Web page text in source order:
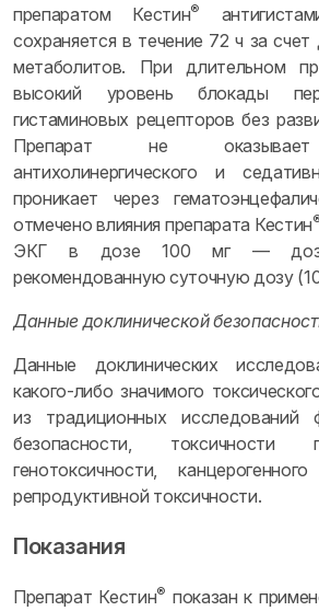
препаратом Кестин®
сохраняется в течение 72 ч за счет
метаболитов. При длительном
высокий уровень блокады
гистаминовых рецепторов без
Препарат не оказывает
антихолинергического и
проникает через
отмечено влияния препарата Кестин
ЭКГ в дозе 100 мг —
рекомендованную суточную дозу (10
Данные доклинической
Данные доклинических
какого-либо значимого
из традиционных исследований
безопасности, токсичности
генотоксичности,
репродуктивной токсичности.
Показания
Препарат Кестин® показан к